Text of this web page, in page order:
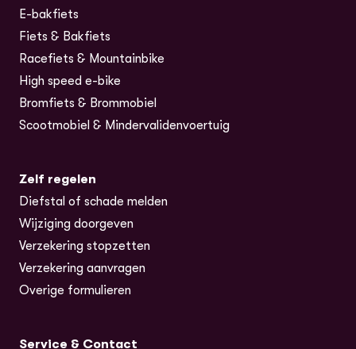
E-bakfiets
Fiets & Bakfiets
Racefiets & Mountainbike
High speed e-bike
Bromfiets & Brommobiel
Scootmobiel & Mindervalidenvoertuig
Zelf regelen
Diefstal of schade melden
Wijziging doorgeven
Verzekering stopzetten
Verzekering aanvragen
Overige formulieren
Service & Contact